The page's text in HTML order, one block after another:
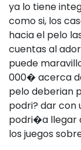
ya lo tiene
como si, los
hacia el pelo
cuentas al
puede
000� acerca
pelo deberian
podri? dar con
podri�a llegar
los juegos